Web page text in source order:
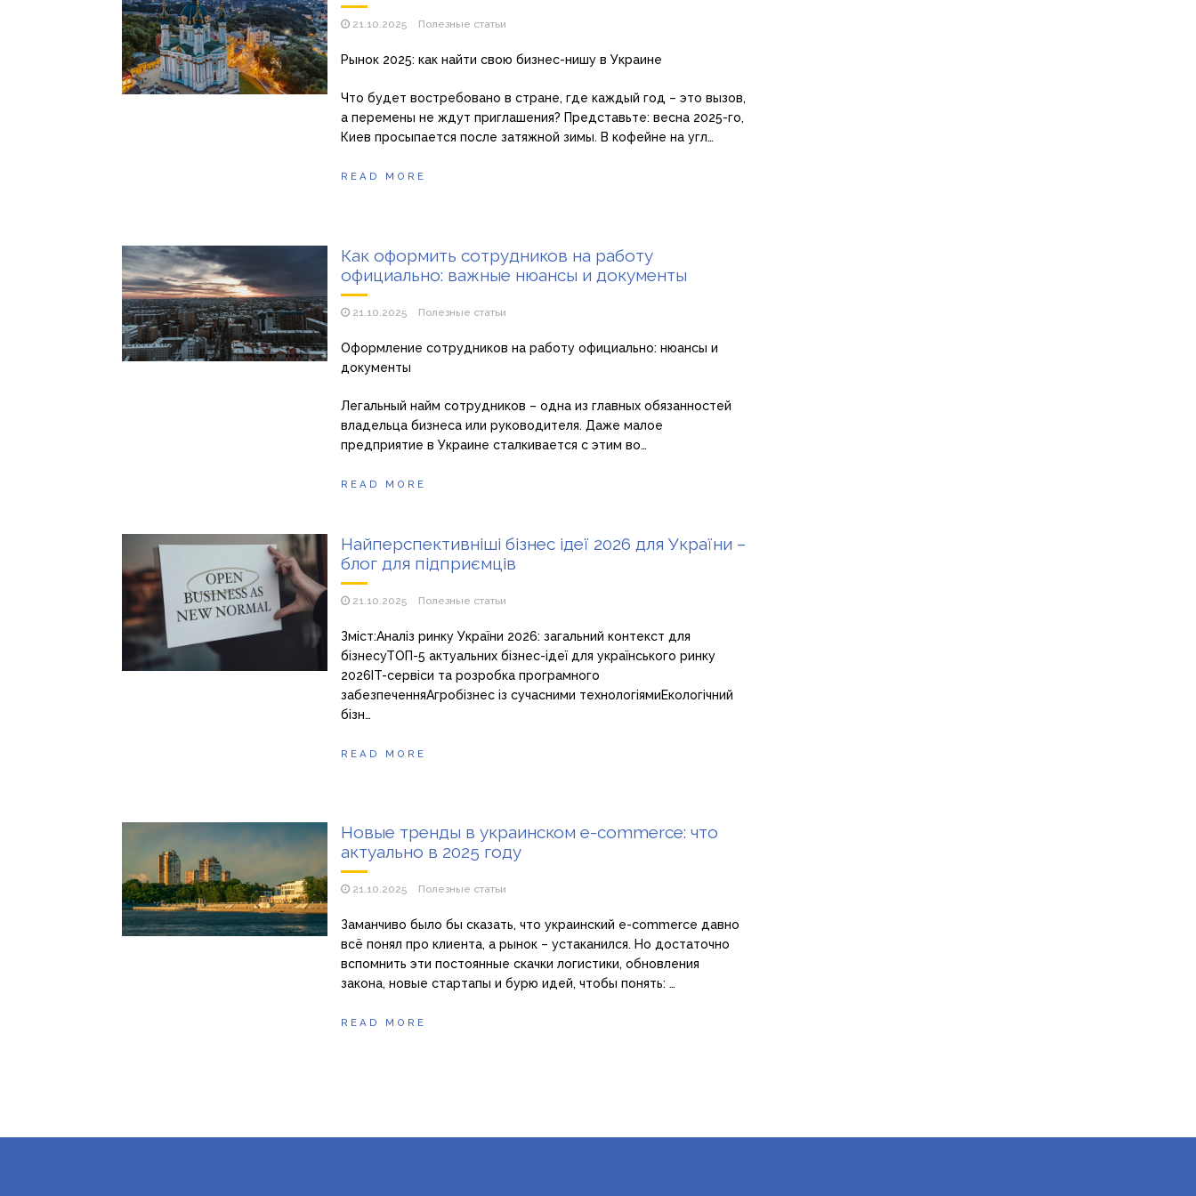
21.10.2025 Полезные статьи
Рынок 2025: как найти свою бизнес-нишу в Украине
Что будет востребовано в стране, где каждый год – это вызов,
а перемены не ждут приглашения? Представьте: весна 2025-го,
Киев просыпается после затяжной зимы. В кофейне на угл…
READ MORE
Как оформить сотрудников на работу
официально: важные нюансы и документы
21.10.2025 Полезные статьи
Оформление сотрудников на работу официально: нюансы и
документы
Легальный найм сотрудников – одна из главных обязанностей
владельца бизнеса или руководителя. Даже малое
предприятие в Украине сталкивается с этим во…
READ MORE
Найперспективніші бізнес ідеї 2026 для України –
блог для підприємців
21.10.2025 Полезные статьи
Зміст:Аналіз ринку України 2026: загальний контекст для
бізнесуТОП-5 актуальних бізнес-ідеї для українського ринку
2026IT-сервіси та розробка програмного
забезпеченняАгробізнес із сучасними технологіямиЕкологічний
бізн…
READ MORE
Новые тренды в украинском e-commerce: что
актуально в 2025 году
21.10.2025 Полезные статьи
Заманчиво было бы сказать, что украинский e-commerce давно
всё понял про клиента, а рынок – устаканился. Но достаточно
вспомнить эти постоянные скачки логистики, обновления
закона, новые стартапы и бурю идей, чтобы понять: …
READ MORE